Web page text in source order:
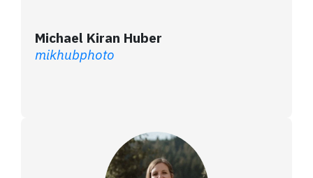
Michael Kiran Huber
mikhubphoto